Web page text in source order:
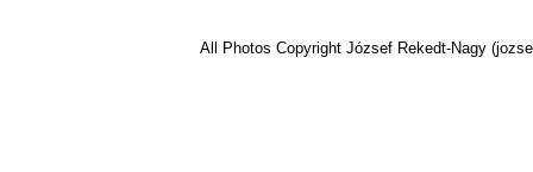
All Photos Copyright József Rekedt-Nagy